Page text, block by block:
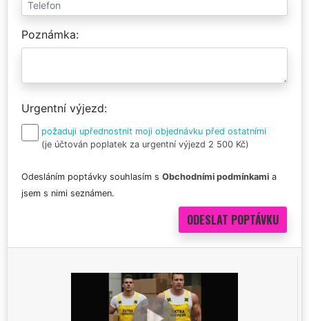
Poznámka
Urgentní výjezd
požaduji upřednostnit moji objednávku před ostatními
(je účtován poplatek za urgentní výjezd 2 500 Kč)
Odesláním poptávky souhlasím s Obchodními podmínkami a
jsem s nimi seznámen.